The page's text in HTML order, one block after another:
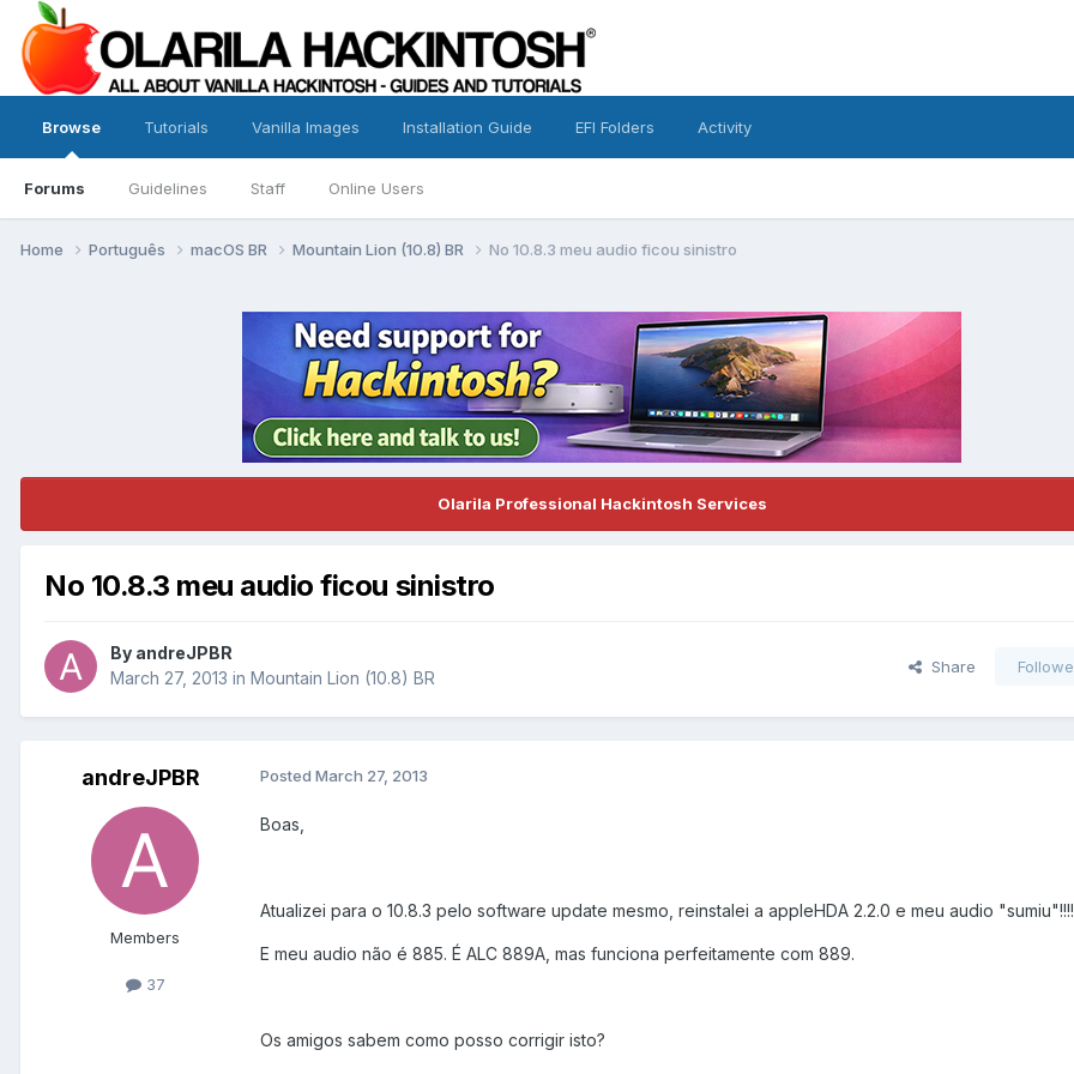
Browse
Forums Guidelines Staff Online Users
Tutorials Vanilla Images Installation Guide EFI Folders Activity
Home Português macOS BR Mountain Lion (10.8) BR No 10.8.3 meu audio ficou sinistro
Olarila Professional Hackintosh Services
No 10.8.3 meu audio ficou sinistro
By andreJPBR
March 27, 2013 in Mountain Lion (10.8) BR
Share
andreJPBR
Members
37
Posted March 27, 2013
Boas,
Atualizei para o 10.8.3 pelo software update mesmo, reinstalei a appleHDA 2.2.0 e meu audio "sumiu"!!!!
E meu audio não é 885. É ALC 889A, mas funciona perfeitamente com 889.
Os amigos sabem como posso corrigir isto?